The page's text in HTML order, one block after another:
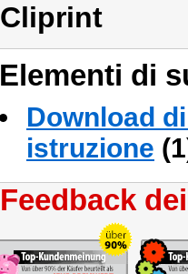
Cliprint
Elementi di
Download
istruzione
Feedback